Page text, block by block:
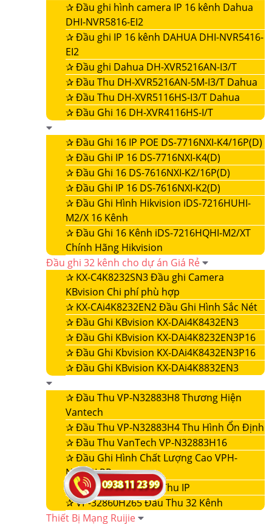
✰Đầu ghi hình camera IP 16 kênh Dahua
DHI-NVR5816-EI2
✰Đầu ghi IP 16 kênh DAHUA DHI-NVR5416-
EI2
✰Đầu ghi Dahua DH-XVR5216AN-I3/T
✰Đầu Thu DH-XVR5216AN-5M-I3/T Dahua
✰Đầu Thu DH-XVR5116HS-I3/T Dahua
✰Đầu Ghi 16 DH-XVR4116HS-I/T
✰Đầu Ghi 16 IP POE DS-7716NXI-K4/16P(D)
✰Đầu Ghi IP 16 DS-7716NXI-K4(D)
✰Đầu Ghi 16 DS-7616NXI-K2/16P(D)
✰Đầu Ghi IP 16 DS-7616NXI-K2(D)
✰Đầu Ghi Hình Hikvision iDS-7216HUHI-
M2/X 16 Kênh
✰Đầu Ghi 16 Kênh iDS-7216HQHI-M2/XT
Chính Hãng Hikvision
Đầu ghi 32 kênh cho dự án Giá Rẻ
✰ KX-C4K8232SN3 Đầu ghi Camera
KBvision Chi phí phù hợp
✰ KX-CAi4K8232EN2 Đầu Ghi Hình Sắc Nét
✰Đầu Ghi KBvision KX-DAi4K8432EN3
✰Đầu Ghi KBvision KX-DAi4K8232EN3P16
✰Đầu Ghi Kbvision KX-DAi4K8432EN3P16
✰Đầu Ghi KBvision KX-DAi4K8832EN3
✰Đầu Thu VP-N32883H8 Thương Hiện
Vantech
✰Đầu Thu VP-N32883H4 Thu Hình Ổn Định
✰Đầu Thu VanTech VP-N32883H16
✰Đầu Ghi Hình Chất Lượng Cao VPH-
N4432LPR
✰ VP-32860NVR Đầu Thu IP
✰VP-32860H265 Đầu Thu 32 Kênh
Thiết Bị Mạng Ruijie